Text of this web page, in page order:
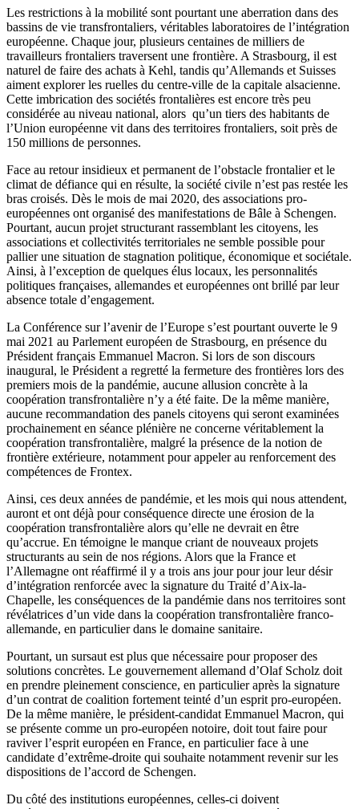
Les restrictions à la mobilité sont pourtant une aberration dans des
bassins de vie transfrontaliers, véritables laboratoires de l’intégration
européenne. Chaque jour, plusieurs centaines de milliers de
travailleurs frontaliers traversent une frontière. A Strasbourg, il est
naturel de faire des achats à Kehl, tandis qu’Allemands et Suisses
aiment explorer les ruelles du centre-ville de la capitale alsacienne.
Cette imbrication des sociétés frontalières est encore très peu
considérée au niveau national, alors qu’un tiers des habitants de
l’Union européenne vit dans des territoires frontaliers, soit près de
150 millions de personnes.
Face au retour insidieux et permanent de l’obstacle frontalier et le
climat de défiance qui en résulte, la société civile n’est pas restée les
bras croisés. Dès le mois de mai 2020, des associations pro-
européennes ont organisé des manifestations de Bâle à Schengen.
Pourtant, aucun projet structurant rassemblant les citoyens, les
associations et collectivités territoriales ne semble possible pour
pallier une situation de stagnation politique, économique et sociétale.
Ainsi, à l’exception de quelques élus locaux, les personnalités
politiques françaises, allemandes et européennes ont brillé par leur
absence totale d’engagement.
La Conférence sur l’avenir de l’Europe s’est pourtant ouverte le 9
mai 2021 au Parlement européen de Strasbourg, en présence du
Président français Emmanuel Macron. Si lors de son discours
inaugural, le Président a regretté la fermeture des frontières lors des
premiers mois de la pandémie, aucune allusion concrète à la
coopération transfrontalière n’y a été faite. De la même manière,
aucune recommandation des panels citoyens qui seront examinées
prochainement en séance plénière ne concerne véritablement la
coopération transfrontalière, malgré la présence de la notion de
frontière extérieure, notamment pour appeler au renforcement des
compétences de Frontex.
Ainsi, ces deux années de pandémie, et les mois qui nous attendent,
auront et ont déjà pour conséquence directe une érosion de la
coopération transfrontalière alors qu’elle ne devrait en être
qu’accrue. En témoigne le manque criant de nouveaux projets
structurants au sein de nos régions. Alors que la France et
l’Allemagne ont réaffirmé il y a trois ans jour pour jour leur désir
d’intégration renforcée avec la signature du Traité d’Aix-la-
Chapelle, les conséquences de la pandémie dans nos territoires sont
révélatrices d’un vide dans la coopération transfrontalière franco-
allemande, en particulier dans le domaine sanitaire.
Pourtant, un sursaut est plus que nécessaire pour proposer des
solutions concrètes. Le gouvernement allemand d’Olaf Scholz doit
en prendre pleinement conscience, en particulier après la signature
d’un contrat de coalition fortement teinté d’un esprit pro-européen.
De la même manière, le président-candidat Emmanuel Macron, qui
se présente comme un pro-européen notoire, doit tout faire pour
raviver l’esprit européen en France, en particulier face à une
candidate d’extrême-droite qui souhaite notamment revenir sur les
dispositions de l’accord de Schengen.
Du côté des institutions européennes, celles-ci doivent